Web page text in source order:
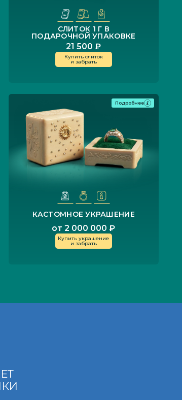
СЛИТОК 1 Г В
ПОДАРОЧНОЙ УПАКОВКЕ
21 500 ₽
Купить слиток
и забрать
Подробнее
КАСТОМНОЕ УКРАШЕНИЕ
от 2 000 000 ₽
Купить украшение
и забрать